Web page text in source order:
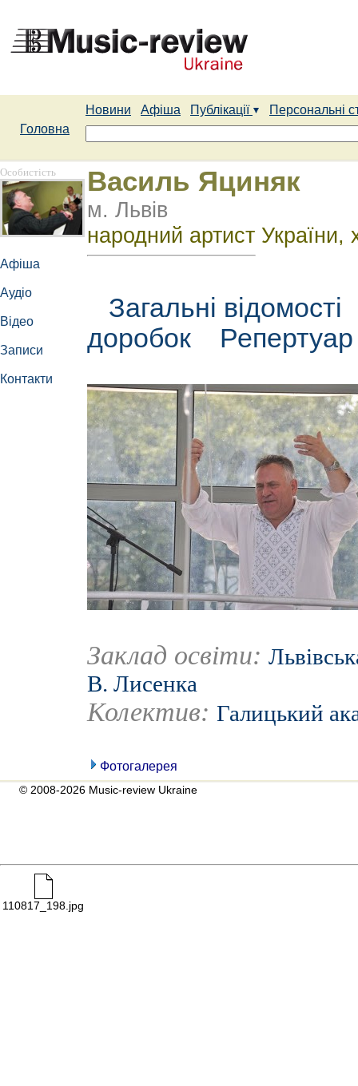
Новини Афіша Публікації
Персональні
Головна
Особистість
Афіша
Аудіо
Відео
Записи
Контакти
Василь Яциняк
м. Львів
народний артист України,
Загальні відомості
доробок
Заклад освіти:
В. Лисенка
Колектив: Галицький
Фотогалерея
© 2008-2026 Music-review Ukraine
110817_198.jpg